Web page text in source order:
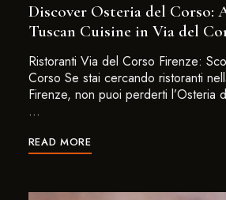
Discover Osteria del Corso:
Tuscan Cuisine in Via del
Ristoranti Via del Corso Firenze:
Corso Se stai cercando ristoranti
Firenze, non puoi perderti l’Osteria
…
READ MORE